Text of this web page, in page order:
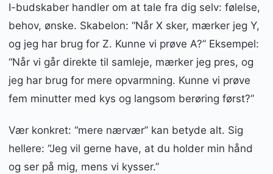
I-budskaber handler om at tale fra dig selv: følelse,
behov, ønske. Skabelon: “Når X sker, mærker jeg Y,
og jeg har brug for Z. Kunne vi prøve A?” Eksempel:
“Når vi går direkte til samleje, mærker jeg pres, og
jeg har brug for mere opvarmning. Kunne vi prøve
fem minutter med kys og langsom berøring først?”
Vær konkret: “mere nærvær” kan betyde alt. Sig
hellere: “Jeg vil gerne have, at du holder min hånd
og ser på mig, mens vi kysser.”